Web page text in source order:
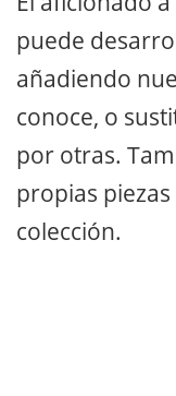
puede
añadiendo
conoce, o
por otras.
propias
colección.